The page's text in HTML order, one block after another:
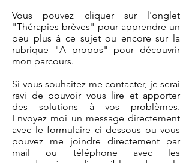
Vous pouvez cliquer sur l'onglet
"Thérapies brèves" pour apprendre un
peu plus à ce sujet ou encore sur la
rubrique "A propos" pour découvrir
mon parcours.
Si vous souhaitez me contacter, je serai
ravi de pouvoir vous lire et apporter
des solutions à vos problèmes.
Envoyez moi un message directement
avec le formulaire ci dessous ou vous
pouvez me joindre directement par
mail ou téléphone avec les